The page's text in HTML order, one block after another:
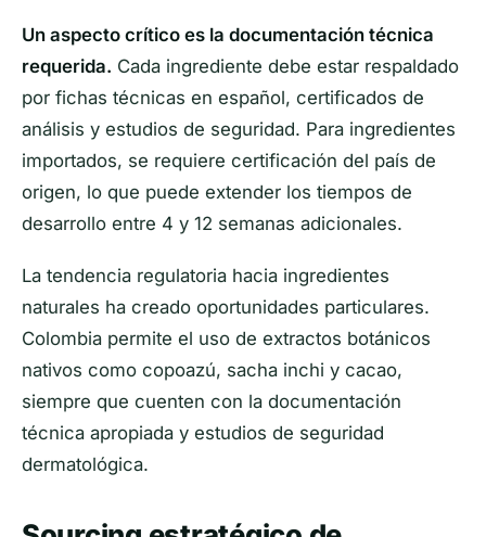
Un aspecto crítico es la documentación técnica
requerida. Cada ingrediente debe estar respaldado
por fichas técnicas en español, certificados de
análisis y estudios de seguridad. Para ingredientes
importados, se requiere certificación del país de
origen, lo que puede extender los tiempos de
desarrollo entre 4 y 12 semanas adicionales.
La tendencia regulatoria hacia ingredientes
naturales ha creado oportunidades particulares.
Colombia permite el uso de extractos botánicos
nativos como copoazú, sacha inchi y cacao,
siempre que cuenten con la documentación
técnica apropiada y estudios de seguridad
dermatológica.